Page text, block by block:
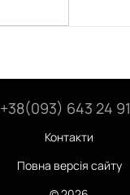
+38(093) 643 24 91
Контакти
Повна версія сайту